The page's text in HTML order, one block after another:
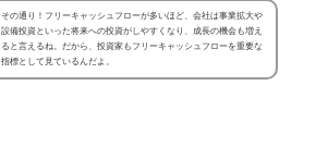
その通り！フリーキャッシュフローが多いほど、会社は事業拡大や
設備投資といった将来への投資がしやすくなり、成長の機会も増え
ると言えるね。だから、投資家もフリーキャッシュフローを重要な
指標として見ているんだよ。